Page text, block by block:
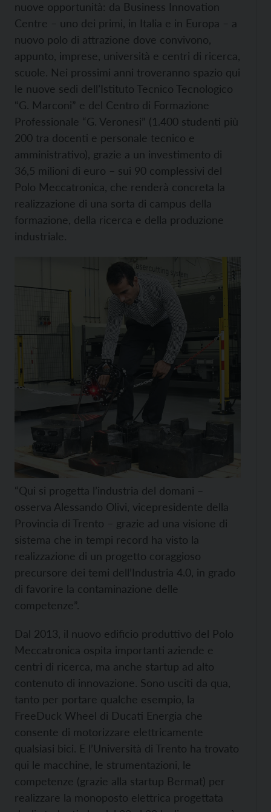
nuove opportunità: da Business Innovation
Centre – uno dei primi, in Italia e in Europa – a
nuovo polo di attrazione dove convivono,
appunto, imprese, università e centri di ricerca,
scuole. Nei prossimi anni troveranno spazio qui
le nuove sedi dell’Istituto Tecnico Tecnologico
“G. Marconi” e del Centro di Formazione
Professionale “G. Veronesi” (1.400 studenti più
200 tra docenti e personale tecnico e
amministrativo), grazie a un investimento di
36,5 milioni di euro – sui 90 complessivi del
Polo Meccatronica, che renderà concreta la
realizzazione di una sorta di campus della
formazione, della ricerca e della produzione
industriale.
“Qui si progetta l’industria del domani –
osserva Alessando Olivi, vicepresidente della
Provincia di Trento – grazie ad una visione di
sistema che in tempi record ha visto la
realizzazione di un progetto coraggioso
precursore dei temi dell’Industria 4.0, in grado
di favorire la contaminazione delle
competenze”.
Dal 2013, il nuovo edificio produttivo del Polo
Meccatronica ospita importanti aziende e
centri di ricerca, ma anche startup ad alto
contenuto di innovazione. Sono usciti da qua,
tanto per portare qualche esempio, la
FreeDuck Wheel di Ducati Energia che
consente di motorizzare elettricamente
qualsiasi bici. E l’Università di Trento ha trovato
qui le macchine, le strumentazioni, le
competenze (grazie alla startup Bermat) per
realizzare la monoposto elettrica progettata